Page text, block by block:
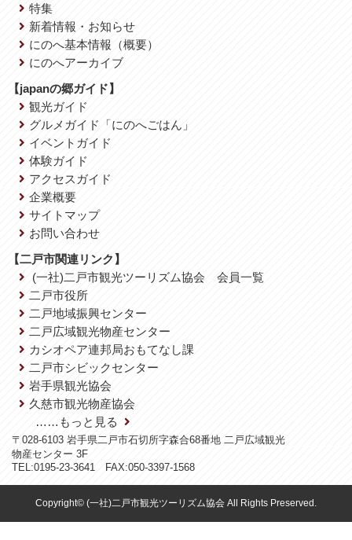
特集
新着情報・お知らせ
にのへ基本情報（概要）
にのへアーカイブ
【japanの郷ガイド】
観光ガイド
グルメガイド「にのへごはん」
イベントガイド
体験ガイド
アクセスガイド
企業概要
サイトマップ
お問い合わせ
【二戸市関連リンク】
(一社)二戸市観光ツーリズム協会 会員一覧
二戸市役所
二戸地域振興センター
二戸広域観光物産センター
カシオペア連邦局おもてなし課
二戸市シビックセンター
岩手県観光協会
久慈市観光物産協会
……もっと見る
〒028-6103 岩手県二戸市石切所字森合68番地 二戸広域観光
物産センター 3F
TEL:0195-23-3641 FAX:050-3397-1568
Copyright© (一社)二戸市観光ツーリズム協会 All Rights Preserved.